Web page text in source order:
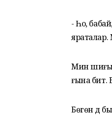
-Һо,
Мин
ғына бит.
Бөгөн дә